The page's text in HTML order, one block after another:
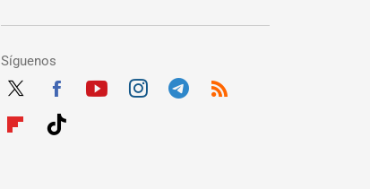
Síguenos
Twit
Fac